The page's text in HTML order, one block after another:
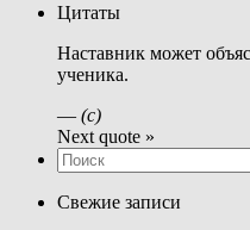
Цитаты
Наставник может
ученика.
— (с)
Next quote »
Свежие записи